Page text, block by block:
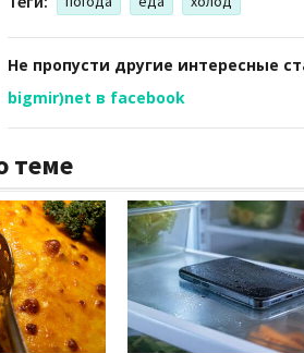
Не пропусти другие интересные
bigmir)net в facebook
теме